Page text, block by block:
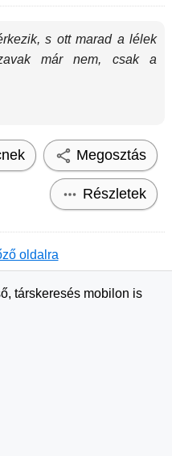
s ott marad a lélek
már nem, csak a
Megosztás
Részletek
oldalra
társkeresés mobilon is